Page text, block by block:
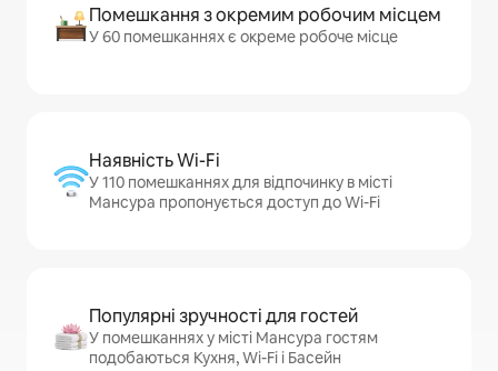
Помешкання з окремим робочим місцем
У 60 помешканнях є окреме робоче місце
Наявність Wi-Fi
У 110 помешканнях для відпочинку в місті
Мансура пропонується доступ до Wi-Fi
Популярні зручності для гостей
У помешканнях у місті Мансура гостям
подобаються Кухня, Wi-Fi і Басейн